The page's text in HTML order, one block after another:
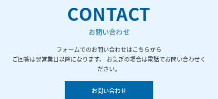
CONTACT
お問い合わせ
フォームでのお問い合わせはこちらから
ご回答は翌営業日以降になります。 お急ぎの場合は電話でお問い合わせく
ださい。
お問い合わせ